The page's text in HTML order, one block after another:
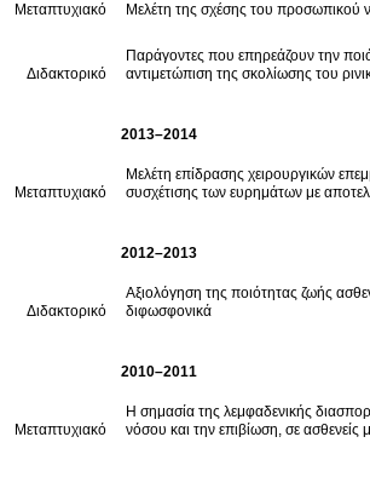
Μεταπτυχιακό Μελέτη της σχέσης του προσωπικού
Διδακτορικό
Παράγοντες που επηρεάζουν την
αντιμετώπιση της σκολίωσης του
2013–2014
Μεταπτυχιακό
Μελέτη επίδρασης χειρουργικών
συσχέτισης των ευρημάτων με
2012–2013
Διδακτορικό
Αξιολόγηση της ποιότητας ζωής
διφωσφονικά
2010–2011
Μεταπτυχιακό
Η σημασία της λεμφαδενικής
νόσου και την επιβίωση, σε